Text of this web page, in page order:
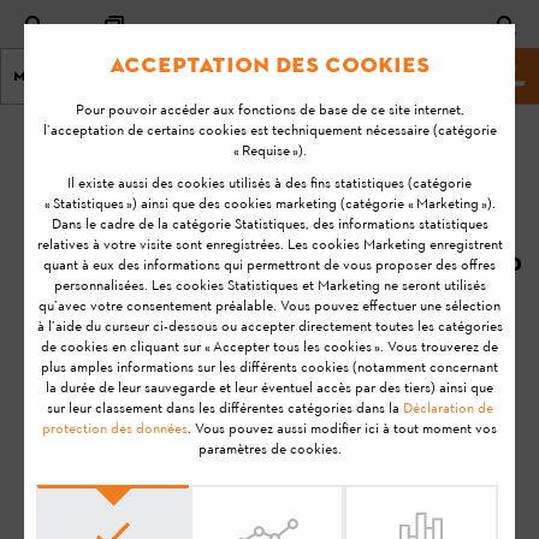
Menu Site Web de stihl
Page d'accueil KA-01137
À quels
intervalles, les
données sont-
elles
synchronisées,
entre
l'application STIHL
connected et le
Cloud STIHL ?
STIHL Connected
Dernière
mise à
jour:
11/09/2020
FAQ
Utilisation
Acceptation des cookies
Pour pouvoir accéder aux fonctions de base de ce site internet,
l’acceptation de certains cookies est techniquement nécessaire (catégorie
« Requise »).
Il existe aussi des cookies utilisés à des fins statistiques (catégorie
« Statistiques ») ainsi que des cookies marketing (catégorie « Marketing »).
Dans le cadre de la catégorie Statistiques, des informations statistiques
relatives à votre visite sont enregistrées. Les cookies Marketing enregistrent
quant à eux des informations qui permettront de vous proposer des offres
personnalisées. Les cookies Statistiques et Marketing ne seront utilisés
qu’avec votre consentement préalable. Vous pouvez effectuer une sélection
à l’aide du curseur ci-dessous ou accepter directement toutes les catégories
de cookies en cliquant sur « Accepter tous les cookies ». Vous trouverez de
plus amples informations sur les différents cookies (notamment concernant
la durée de leur sauvegarde et leur éventuel accès par des tiers) ainsi que
sur leur classement dans les différentes catégories dans la Déclaration de
protection des données. Vous pouvez aussi modifier ici à tout moment vos
paramètres de cookies.